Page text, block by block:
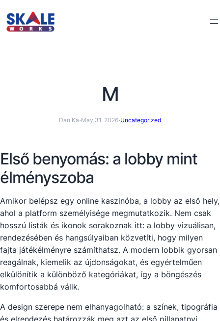
M
Đan Ka·May 31, 2026·Uncategorized
Első benyomás: a lobby mint
élményszoba
Amikor belépsz egy online kaszinóba, a lobby az első hely,
ahol a platform személyisége megmutatkozik. Nem csak
hosszú listák és ikonok sorakoznak itt: a lobby vizuálisan,
rendezésében és hangsúlyaiban közvetíti, hogy milyen
fajta játékélményre számíthatsz. A modern lobbik gyorsan
reagálnak, kiemelik az újdonságokat, és egyértelműen
elkülönítik a különböző kategóriákat, így a böngészés
komfortosabbá válik.
A design szerepe nem elhanyagolható: a színek, tipográfia
és elrendezés határozzák meg azt az első pillanatnyi